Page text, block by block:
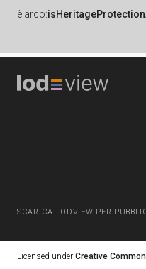
è arco:
SCARICA LODVIEW PER
Licensed under Creative